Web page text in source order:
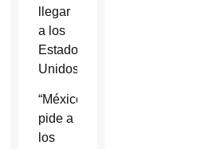
llegar
a los
Estados
Unidos.
“México
pide a
los